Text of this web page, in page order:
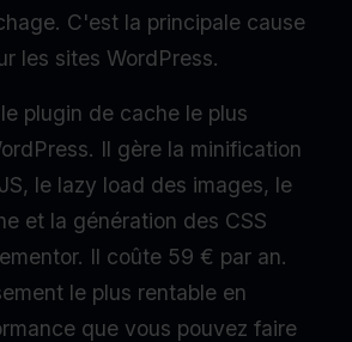
C'est la principale cause
les sites WordPress.
plugin de cache le plus
Il gère la minification
le lazy load des images, le
et la génération des CSS
Il coûte 59 € par an.
le plus rentable en
que vous pouvez faire